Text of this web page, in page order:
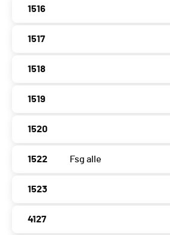
1516
1517
1518
1519
1520
1522 Fsg alle
1523
4127